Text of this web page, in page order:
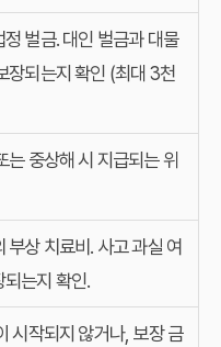
벌금. 대인 벌금과 대물
장되는지 확인 (최대 3천
는 중상해 시 지급되는 위
부상 치료비. 사고 과실 여
는지 확인.
시작되지 않거나, 보장 금